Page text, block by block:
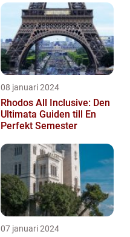
08 januari 2024
Rhodos All Inclusive: Den
Ultimata Guiden till En
Perfekt Semester
07 januari 2024